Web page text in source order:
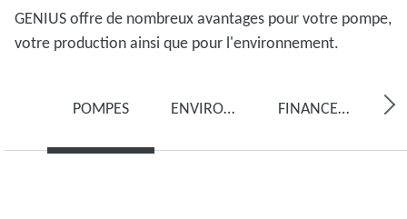
GENIUS offre de nombreux avantages pour votre pompe,
votre production ainsi que pour l'environnement.
POMPES ENVIRONNEMENT FINANCEMENT